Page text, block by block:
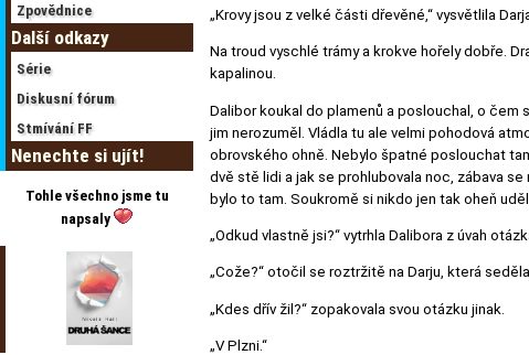
Zpovědnice
Další odkazy
Série
Diskusní fórum
Stmívání FF
Nenechte si ujít!
Tohle všechno jsme tu
napsaly
„Krovy jsou z velké části dřevěné,“ vysvětlila
Na troud vyschlé trámy a krokve hořely dobře.
kapalinou.
Dalibor koukal do plamenů a poslouchal, o
jim nerozuměl. Vládla tu ale velmi pohodová
obrovského ohně. Nebylo špatné poslouchat
dvě stě lidi a jak se prohlubovala noc, zábava
bylo to tam. Soukromě si nikdo jen tak oheň
„Odkud vlastně jsi?“ vytrhla Dalibora z úvah
„Cože?“ otočil se roztržitě na Darju, která
„Kdes dřív žil?“ zopakovala svou otázku jinak.
„V Plzni.“